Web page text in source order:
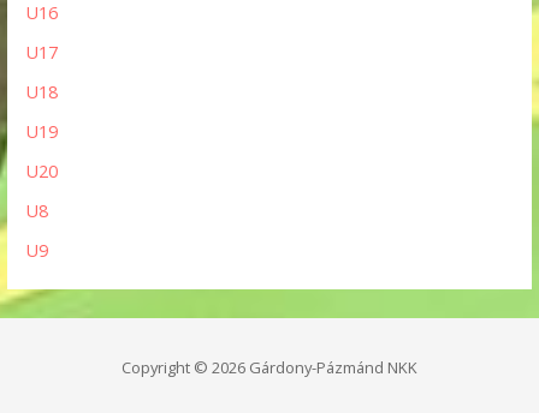
U16
U17
U18
U19
U20
U8
U9
Copyright © 2026 Gárdony-Pázmánd NKK